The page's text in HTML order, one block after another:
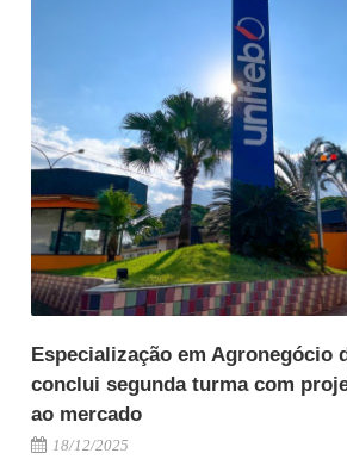
Especialização em Agronegócio
conclui segunda turma com
ao mercado
18/12/2025